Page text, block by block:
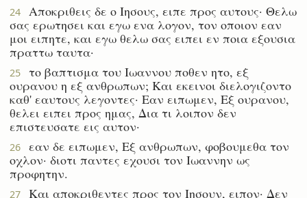
24
Αποκριθεις δε ο Ιησους, ειπε προς αυτους· Θελω
σας ερωτησει και εγω ενα λογον, τον οποιον εαν
μοι ειπητε, και εγω θελω σας ειπει εν ποια εξουσια
πραττω ταυτα·
25
το βαπτισμα του Ιωαννου ποθεν ητο, εξ
ουρανου η εξ ανθρωπων; Και εκεινοι διελογιζοντο
καθ' εαυτους λεγοντες· Εαν ειπωμεν, Εξ ουρανου,
θελει ειπει προς ημας, Δια τι λοιπον δεν
επιστευσατε εις αυτον·
26
εαν δε ειπωμεν, Εξ ανθρωπων, φοβουμεθα τον
οχλον· διοτι παντες εχουσι τον Ιωαννην ως
προφητην.
27 Και αποκριθεντες προς τον Ιησουν, ειπον· Δεν